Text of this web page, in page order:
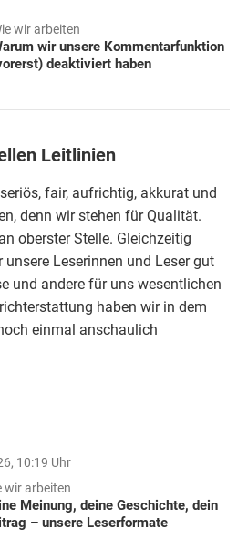
wir arbeiten
wir unsere Kommentarfunktion
deaktiviert haben
Leitlinien
fair, aufrichtig, akkurat und
denn wir stehen für Qualität.
oberster Stelle. Gleichzeitig
Leserinnen und Leser gut
und andere für uns wesentlichen
haben wir in dem
einmal anschaulich
10:19 Uhr
wir arbeiten
Meinung, deine Geschichte, dein
– unsere Leserformate